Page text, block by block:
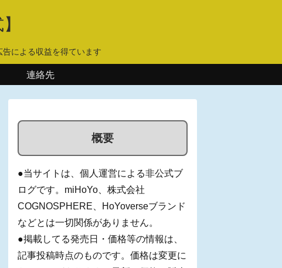
による収益を得ています
連絡先
概要
●当サイトは、個人運営による非公式ブ
ログです。miHoYo、株式会社
COGNOSPHERE、HoYoverseブランド
などとは一切関係がありません。
●掲載してる発売日・価格等の情報は、
記事投稿時点のものです。価格は変更に